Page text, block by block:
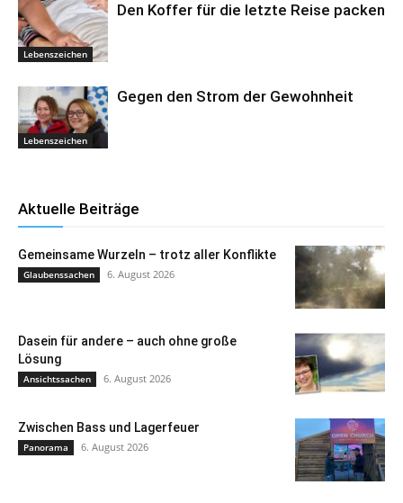
Lebenszeichen
Den Koffer für die letzte Reise packen
Lebenszeichen
Gegen den Strom der Gewohnheit
Aktuelle Beiträge
Gemeinsame Wurzeln – trotz aller Konflikte
Glaubenssachen 6. August 2026
Dasein für andere – auch ohne große
Lösung
Ansichtssachen 6. August 2026
Zwischen Bass und Lagerfeuer
Panorama 6. August 2026